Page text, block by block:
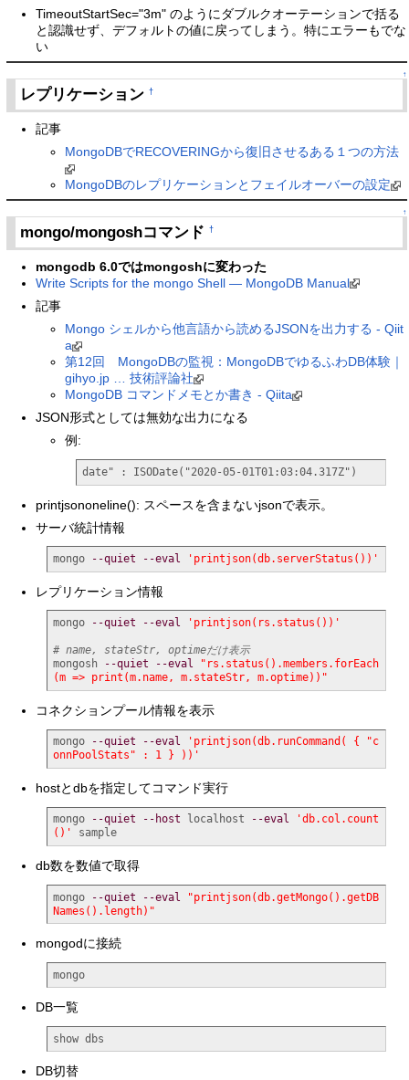
TimeoutStartSec="3m" のようにダブルクオーテーションで括る
と認識せず、デフォルトの値に戻ってしまう。特にエラーもでな
い
↑
レプリケーション†
記事
MongoDBでRECOVERINGから復旧させるある１つの方法
MongoDBのレプリケーションとフェイルオーバーの設定
↑
mongo/mongoshコマンド†
mongodb 6.0ではmongoshに変わった
Write Scripts for the mongo Shell — MongoDB Manual
記事
Mongo シェルから他言語から読めるJSONを出力する - Qiit
a
第12回 MongoDBの監視：MongoDBでゆるふわDB体験｜
gihyo.jp … 技術評論社
MongoDB コマンドメモとか書き - Qiita
JSON形式としては無効な出力になる
例:
date" : ISODate("2020-05-01T01:03:04.317Z")
printjsononeline(): スペースを含まないjsonで表示。
サーバ統計情報
mongo --quiet --eval 'printjson(db.serverStatus())'
レプリケーション情報
mongo --quiet --eval 'printjson(rs.status())'
# name, stateStr, optimeだけ表示
mongosh
--quiet --eval
"rs.status().members.forEach
(m => print(m.name, m.stateStr, m.optime))"
コネクションプール情報を表示
mongo --quiet --eval
'printjson(db.runCommand( { "c
onnPoolStats" : 1 } ))'
hostとdbを指定してコマンド実行
mongo --quiet --host localhost --eval
'db.col.count
()'
sample
db数を数値で取得
mongo --quiet --eval
"printjson(db.getMongo().getDB
Names().length)"
mongodに接続
mongo
DB一覧
show dbs
DB切替